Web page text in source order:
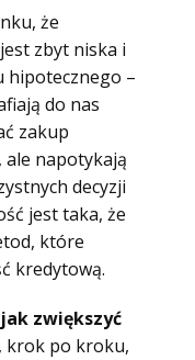
że
jest zbyt niska i
hipotecznego –
do nas
zakup
ale napotykają
decyzji
jest taka, że
które
kredytową.
jak zwiększyć
, krok po kroku,